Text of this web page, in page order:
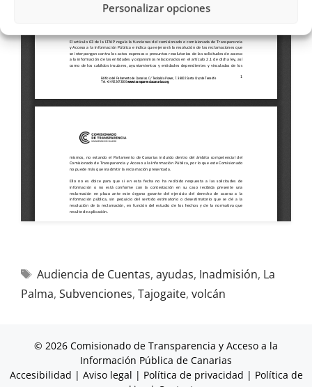
Personalizar opciones
Audiencia de Cuentas, ayudas, Inadmisión, La
Palma, Subvenciones, Tajogaite, volcán
© 2026 Comisionado de Transparencia y Acceso a la
Información Pública de Canarias
Accesibilidad | Aviso legal | Política de privacidad | Política de